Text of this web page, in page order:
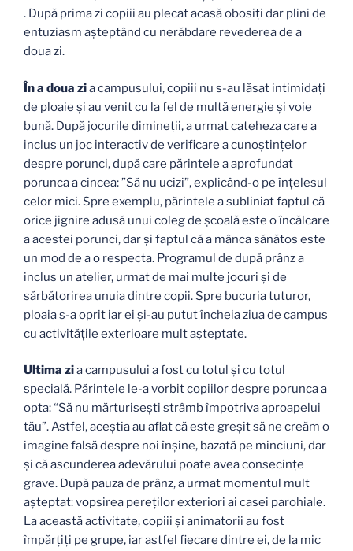
. După prima zi copiii au plecat acasă obosiți dar plini de
entuziasm așteptând cu nerăbdare revederea de a
doua zi.
În a doua zia campusului, copiii nu s-au lăsat intimidați
de ploaie și au venit cu la fel de multă energie și voie
bună. După jocurile dimineții, a urmat cateheza care a
inclus un joc interactiv de verificare a cunoștințelor
despre porunci, după care părintele a aprofundat
porunca a cincea: ”Să nu ucizi”, explicând-o pe înțelesul
celor mici. Spre exemplu, părintele a subliniat faptul că
orice jignire adusă unui coleg de școală este o încălcare
a acestei porunci, dar și faptul că a mânca sănătos este
un mod de a o respecta. Programul de după prânz a
inclus un atelier, urmat de mai multe jocuri și de
sărbătorirea unuia dintre copii. Spre bucuria tuturor,
ploaia s-a oprit iar ei și-au putut încheia ziua de campus
cu activitățile exterioare mult așteptate.
Ultima zia campusului a fost cu totul și cu totul
specială. Părintele le-a vorbit copiilor despre porunca a
opta: “Să nu mărturisești strâmb împotriva aproapelui
tău”. Astfel, aceștia au aflat că este greșit să ne creăm o
imagine falsă despre noi înșine, bazată pe minciuni, dar
și că ascunderea adevărului poate avea consecințe
grave. După pauza de prânz, a urmat momentul mult
așteptat: vopsirea pereților exteriori ai casei parohiale.
La această activitate, copiii și animatorii au fost
împărțiți pe grupe, iar astfel fiecare dintre ei, de la mic